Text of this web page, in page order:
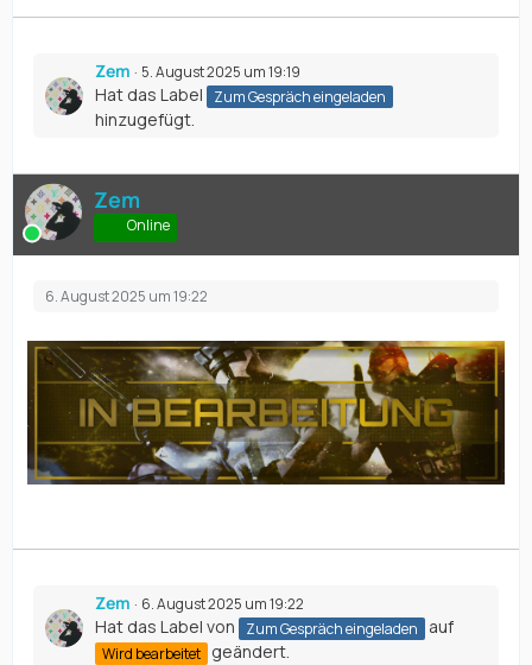
Zem 5. August 2025 um 19:19
Hat das Label Zum Gespräch eingeladen
hinzugefügt.
Zem
Online
6. August 2025 um 19:22
Zem 6. August 2025 um 19:22
Hat das Label von Zum Gespräch eingeladen auf
Wird bearbeitet geändert.